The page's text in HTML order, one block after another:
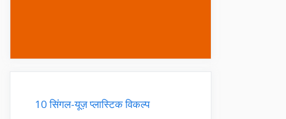
10 सिंगल-यूज़ प्लास्टिक विकल्प